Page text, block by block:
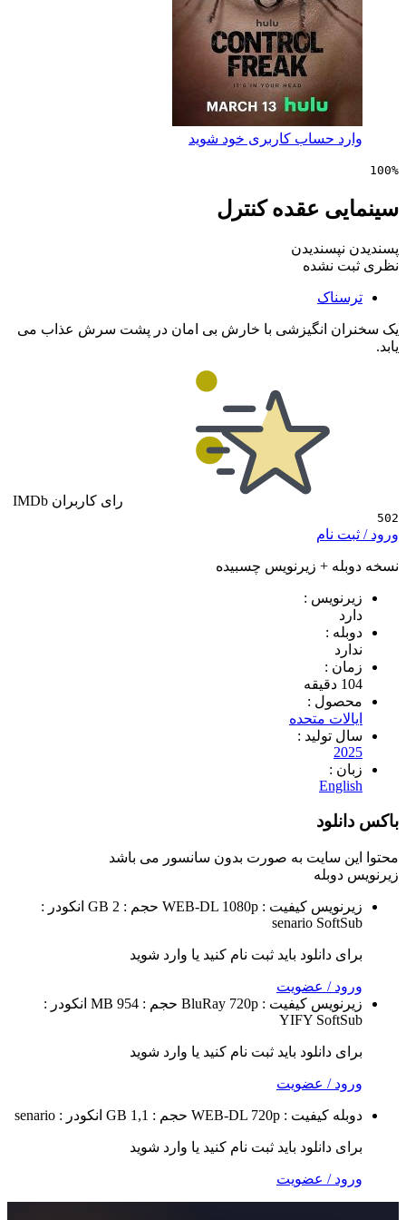
حساب کاربری خود شوید
عقده کنترل
نشده
انگیزشی با خارش بی امان در پشت سرش عذاب می
رای کاربران IMDb
نام
+ زیرنویس چسبیده
:
:
متحده
:
سایت به صورتبدون سانسورمی باشد
کیفیت : WEB-DL 1080p حجم : 2 GB
انکودر :
senario
دانلود باید ثبت نام کنید یا وارد شوید
/ عضویت
کیفیت : BluRay 720p حجم : 954 MB
انکودر :
YIFY
دانلود باید ثبت نام کنید یا وارد شوید
/ عضویت
کیفیت : WEB-DL 720p حجم : 1,1 GB انکودر : senario
دانلود باید ثبت نام کنید یا وارد شوید
/ عضویت